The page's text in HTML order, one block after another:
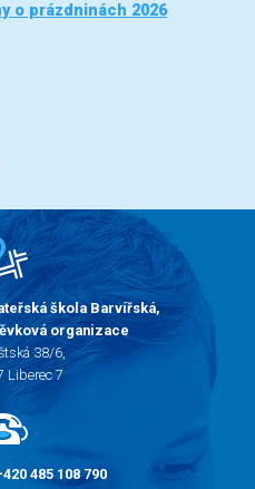
o prázdninách 2026
škola Barvířská,
organizace
38/6,
Liberec 7
485 108 790